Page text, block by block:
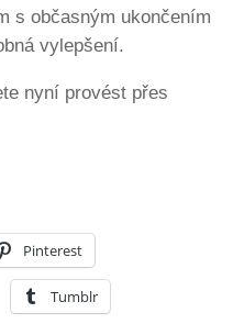
s občasným ukončením
vylepšení.
nyní provést přes
Pinterest
Tumblr